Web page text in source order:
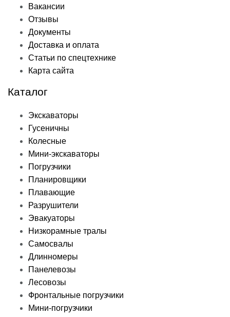
Вакансии
Отзывы
Документы
Доставка и оплата
Статьи по спецтехнике
Карта сайта
Каталог
Экскаваторы
Гусеничны
Колесные
Мини-экскаваторы
Погрузчики
Планировщики
Плавающие
Разрушители
Эвакуаторы
Низкорамные тралы
Самосвалы
Длинномеры
Панелевозы
Лесовозы
Фронтальные погрузчики
Мини-погрузчики